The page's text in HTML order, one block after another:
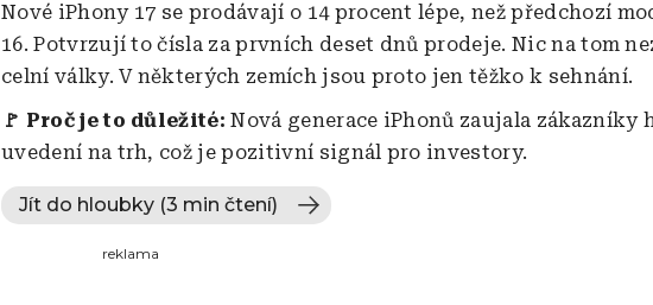
Nové iPhony 17 se prodávají o 14 procent lépe, než předchozí
16. Potvrzují to čísla za prvních deset dnů prodeje. Nic na tom
celní války. V některých zemích jsou proto jen těžko k sehnání.
🚩 Proč je to důležité: Nová generace iPhonů zaujala zákazníky
uvedení na trh, což je pozitivní signál pro investory.
Jít do hloubky (3 min čtení)
reklama